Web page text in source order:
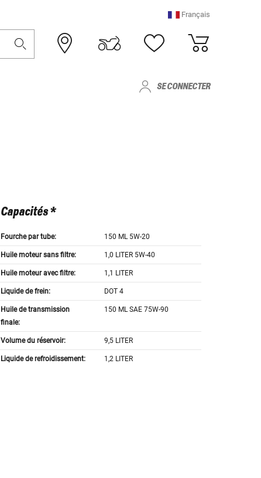
Français
SE CONNECTER
Capacités *
Fourche par tube: 150 ML 5W-20
Huile moteur sans filtre: 1,0 LITER 5W-40
Huile moteur avec filtre: 1,1 LITER
Liquide de frein: DOT 4
Huile de transmission
finale:
150 ML SAE 75W-90
Volume du réservoir: 9,5 LITER
Liquide de refroidissement: 1,2 LITER